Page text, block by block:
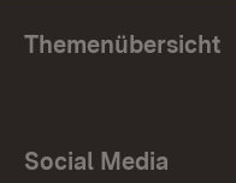
Themenübersicht
Social Media